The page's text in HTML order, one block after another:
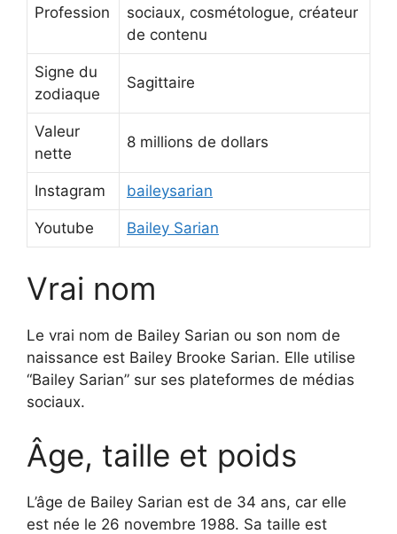
Profession
sociaux, cosmétologue, créateur
de contenu
Signe du
zodiaque
Sagittaire
Valeur
nette
8 millions de dollars
Instagram baileysarian
Youtube Bailey Sarian
Vrai nom
Le vrai nom de Bailey Sarian ou son nom de
naissance est Bailey Brooke Sarian. Elle utilise
“Bailey Sarian” sur ses plateformes de médias
sociaux.
Âge, taille et poids
L’âge de Bailey Sarian est de 34 ans, car elle
est née le 26 novembre 1988. Sa taille est